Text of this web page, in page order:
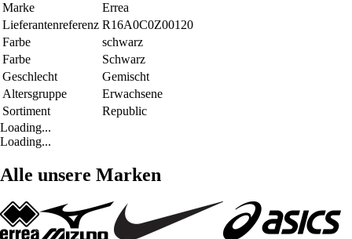
Marke
Errea
Lieferantenreferenz R16A0C0Z00120
Farbe
schwarz
Farbe
Schwarz
Geschlecht
Gemischt
Altersgruppe
Erwachsene
Sortiment
Republic
Loading...
Loading...
Alle unsere Marken